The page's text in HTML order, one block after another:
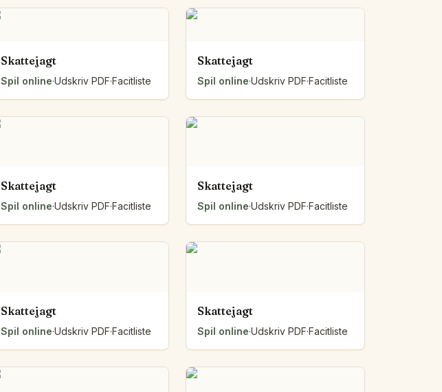
Skattejagt
Spil online·Udskriv PDF·Facitliste
Skattejagt
Spil online·Udskriv PDF·Facitliste
Skattejagt
Spil online·Udskriv PDF·Facitliste
Skattejagt
Spil online·Udskriv PDF·Facitliste
Skattejagt
Spil online·Udskriv PDF·Facitliste
Skattejagt
Spil online·Udskriv PDF·Facitliste